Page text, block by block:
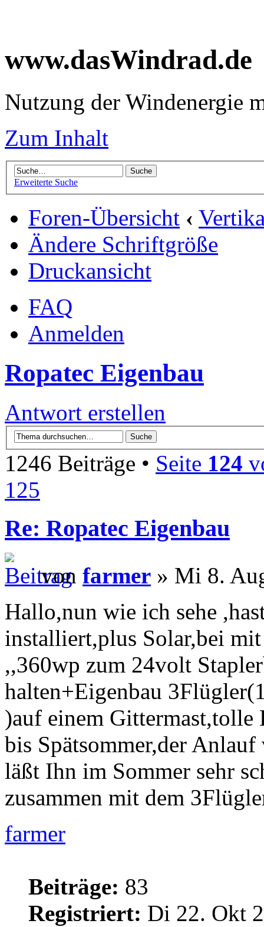
www.dasWindrad.de
Nutzung der Windenergie
Zum Inhalt
Erweiterte Suche
Foren-Übersicht ‹
Ändere Schriftgröße
Druckansicht
FAQ
Anmelden
Ropatec Eigenbau
Antwort erstellen
1246 Beiträge • Seite 124
125
Re: Ropatec Eigenbau
von farmer » Mi 8.
Hallo,nun wie ich sehe
installiert,plus Solar,bei
,,360wp zum 24volt
halten+Eigenbau
)auf einem
bis Spätsommer,der
läßt Ihn im Sommer sehr
zusammen mit dem
farmer
Beiträge: 83
Registriert: Di 22. Okt